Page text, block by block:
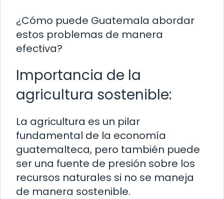
¿Cómo puede Guatemala abordar
estos problemas de manera
efectiva?
Importancia de la
agricultura sostenible:
La agricultura es un pilar
fundamental de la economía
guatemalteca, pero también puede
ser una fuente de presión sobre los
recursos naturales si no se maneja
de manera sostenible.